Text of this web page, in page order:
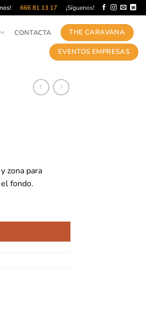
666 81 13 17 ¡Síguenos!
CONTACTA THE CARAVANA
EVENTOS EMPRESAS
zona para
fondo.